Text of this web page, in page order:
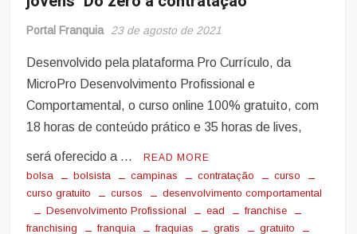
Portal Franquia 23 de agosto de 2021
Desenvolvido pela plataforma Pro Currículo, da
MicroPro Desenvolvimento Profissional e
Comportamental, o curso online 100% gratuito, com
18 horas de conteúdo prático e 35 horas de lives,
será oferecido a … READ MORE
bolsa bolsista campinas contratação
curso
curso gratuito
cursos
desenvolvimento comportamental
Desenvolvimento Profissional
ead
franchise
franchising
franquia fraquias gratis
gratuito